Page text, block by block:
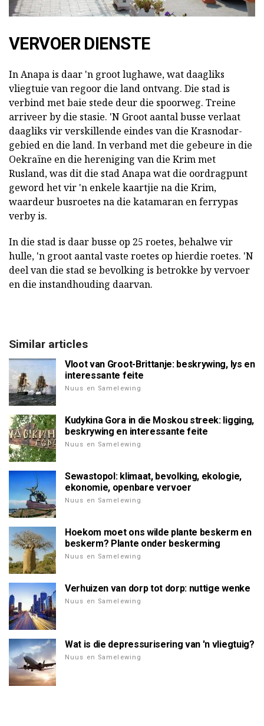
VERVOER DIENSTE
In Anapa is daar 'n groot lughawe, wat daagliks
vliegtuie van regoor die land ontvang. Die stad is
verbind met baie stede deur die spoorweg. Treine
arriveer by die stasie. 'N Groot aantal busse verlaat
daagliks vir verskillende eindes van die Krasnodar-
gebied en die land. In verband met die gebeure in die
Oekraïne en die hereniging van die Krim met
Rusland, was dit die stad Anapa wat die oordragpunt
geword het vir 'n enkele kaartjie na die Krim,
waardeur busroetes na die katamaran en ferrypas
verby is.
In die stad is daar busse op 25 roetes, behalwe vir
hulle, 'n groot aantal vaste roetes op hierdie roetes. 'N
deel van die stad se bevolking is betrokke by vervoer
en die instandhouding daarvan.
Similar articles
Vloot van Groot-Brittanje: beskrywing, lys en
interessante feite
Nuus en Samelewing
Kudykina Gora in die Moskou streek: ligging,
beskrywing en interessante feite
Nuus en Samelewing
Sewastopol: klimaat, bevolking, ekologie,
ekonomie, openbare vervoer
Nuus en Samelewing
Hoekom moet ons wilde plante beskerm en
beskerm? Plante onder beskerming
Nuus en Samelewing
Verhuizen van dorp tot dorp: nuttige wenke
Nuus en Samelewing
Wat is die depressurisering van 'n vliegtuig?
Nuus en Samelewing